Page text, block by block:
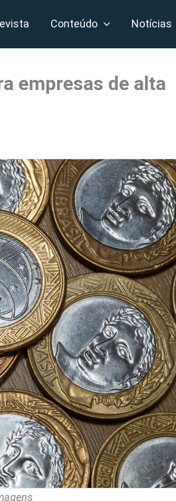
Conteúdo Notícias
empresas de alta